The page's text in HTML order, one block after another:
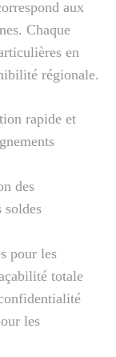
aux
Chaque
en
régionale.
rapide et
des
soldes
pour les
totale
les